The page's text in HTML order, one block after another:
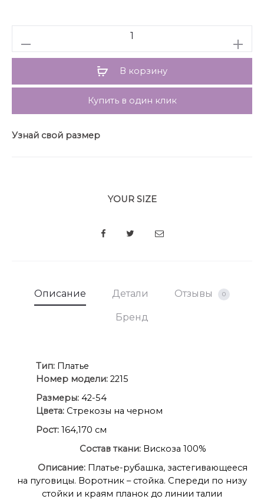
спинке для роста 164 см 102 см, для роста 170 см 104
см.
В корзину
Купить в один клик
Узнай свой размер
YOUR SIZE
SHARE
Описание Детали Отзывы 0
Бренд
Тип: Платье
Номер модели: 2215
Размеры: 42-54
Цвета: Стрекозы на черном
Рост: 164,170 см
Состав ткани: Вискоза 100%
Описание: Платье-рубашка, застегивающееся
на пуговицы. Воротник – стойка. Спереди по низу
стойки и краям планок до линии талии